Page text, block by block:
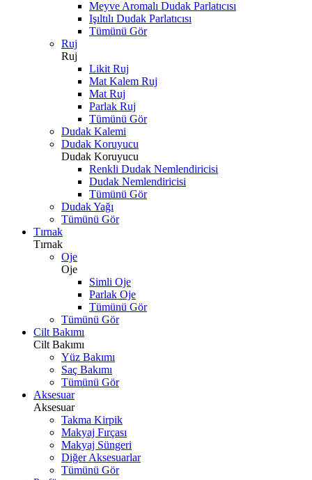
Meyve Aromalı Dudak Parlatıcısı
Işıltılı Dudak Parlatıcısı
Tümünü Gör
Ruj
Ruj
Likit Ruj
Mat Kalem Ruj
Mat Ruj
Parlak Ruj
Tümünü Gör
Dudak Kalemi
Dudak Koruyucu
Dudak Koruyucu
Renkli Dudak Nemlendiricisi
Dudak Nemlendiricisi
Tümünü Gör
Dudak Yağı
Tümünü Gör
Tırnak
Tırnak
Oje
Oje
Simli Oje
Parlak Oje
Tümünü Gör
Tümünü Gör
Cilt Bakımı
Cilt Bakımı
Yüz Bakımı
Saç Bakımı
Tümünü Gör
Aksesuar
Aksesuar
Takma Kirpik
Makyaj Fırçası
Makyaj Süngeri
Diğer Aksesuarlar
Tümünü Gör